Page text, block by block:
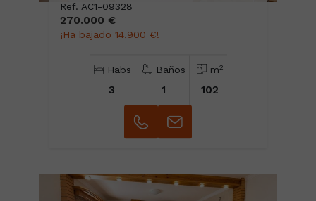
Ref. AC1-09328
270.000 €
¡Ha bajado 14.900 €!
Habs
3
Baños
1
m2
102